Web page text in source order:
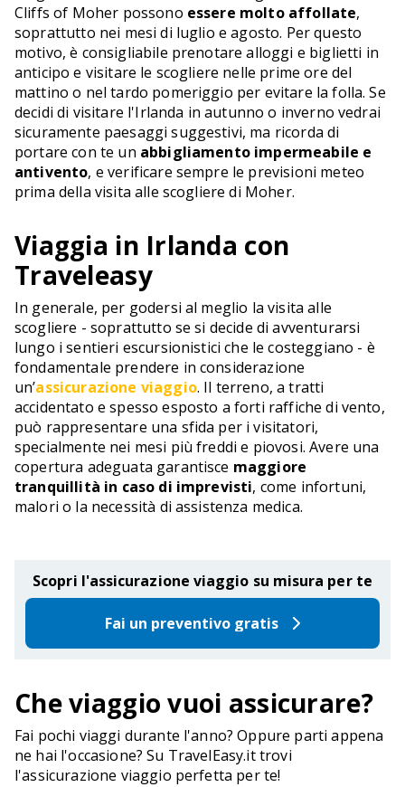
Cliffs of Moher possono essere molto affollate,
soprattutto nei mesi di luglio e agosto. Per questo
motivo, è consigliabile prenotare alloggi e biglietti in
anticipo e visitare le scogliere nelle prime ore del
mattino o nel tardo pomeriggio per evitare la folla. Se
decidi di visitare l'Irlanda in autunno o inverno vedrai
sicuramente paesaggi suggestivi, ma ricorda di
portare con te un abbigliamento impermeabile e
antivento, e verificare sempre le previsioni meteo
prima della visita alle scogliere di Moher.
Viaggia in Irlanda con
Traveleasy
In generale, per godersi al meglio la visita alle
scogliere - soprattutto se si decide di avventurarsi
lungo i sentieri escursionistici che le costeggiano - è
fondamentale prendere in considerazione
un’assicurazione viaggio. Il terreno, a tratti
accidentato e spesso esposto a forti raffiche di vento,
può rappresentare una sfida per i visitatori,
specialmente nei mesi più freddi e piovosi. Avere una
copertura adeguata garantisce maggiore
tranquillità in caso di imprevisti, come infortuni,
malori o la necessità di assistenza medica.
Scopri l'assicurazione viaggio su misura per te
Fai un preventivo gratis
Che viaggio vuoi assicurare?
Fai pochi viaggi durante l'anno? Oppure parti appena
ne hai l'occasione? Su TravelEasy.it trovi
l'assicurazione viaggio perfetta per te!